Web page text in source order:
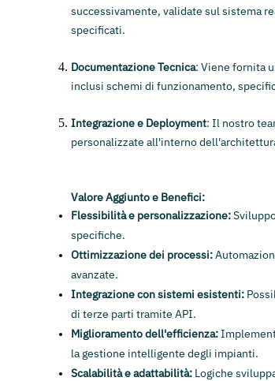
successivamente, validate sul sistema
specificati.
Documentazione Tecnica: Viene fornita
inclusi schemi di funzionamento,
Integrazione e Deployment: Il nostro
personalizzate all'interno
Valore Aggiunto e Benefici:
Flessibilità e personalizzazione:
specifiche.
Ottimizzazione dei processi:
avanzate.
Integrazione con sistemi esistenti:
di terze parti tramite API.
Miglioramento dell'efficienza:
la gestione intelligente degli impianti.
Scalabilità e adattabilità: Logiche